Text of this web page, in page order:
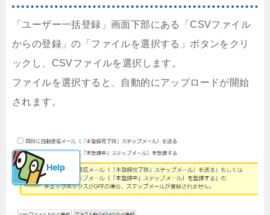
「ユーザー一括登録」画面下部にある「CSVファイル
からの登録」の「ファイルを選択する」ボタンをクリ
ックし、CSVファイルを選択します。
ファイルを選択すると、自動的にアップロードが開始
されます。